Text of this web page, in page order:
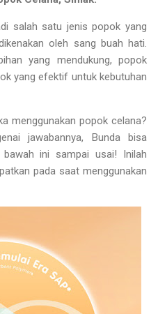
salah satu jenis popok yang
oleh sang buah hati.
yang mendukung, popok
yang efektif untuk kebutuhan
menggunakan popok celana?
jawabannya, Bunda bisa
ini sampai usai! Inilah
pada saat menggunakan